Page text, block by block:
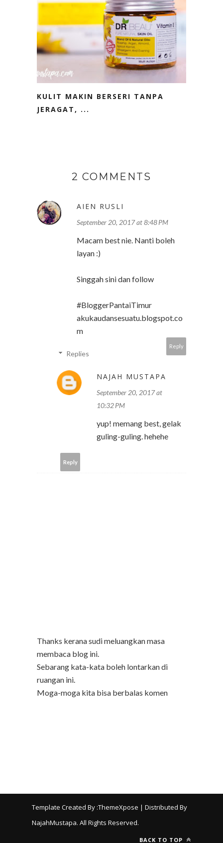
KULIT MAKIN BERSERI TANPA
JERAGAT, ...
2 COMMENTS
AIEN RUSLI
September 20, 2017 at 8:48 PM
Macam best nie. Nanti boleh
layan :)
Singgah sini dan follow
#BloggerPantaiTimur
akukaudansesuatu.blogspot.co
m
Reply
Replies
NAJAH MUSTAPA
September 20, 2017 at
10:32 PM
yup! memang best, gelak
guling-guling. hehehe
Reply
Thanks kerana sudi meluangkan masa
membaca blog ini.
Sebarang kata-kata boleh lontarkan di
ruangan ini.
Moga-moga kita bisa berbalas komen
Template Created By :ThemeXpose | Distributed By
NajahMustapa. All Rights Reserved.
BACK TO TOP